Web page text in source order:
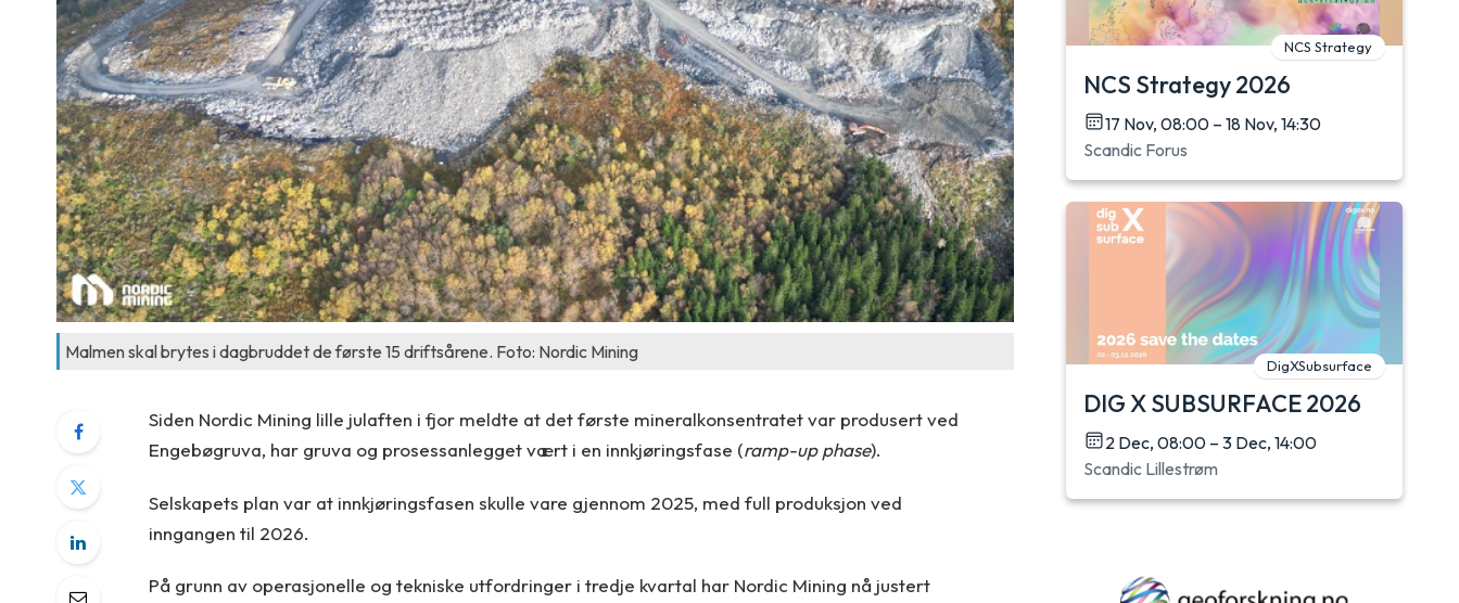
Malmen skal brytes i dagbruddet de første 15 driftsårene. Foto: Nordic Mining
Siden Nordic Mining lille julaften i fjor meldte at det første mineralkonsentratet var produsert ved
Engebøgruva, har gruva og prosessanlegget vært i en innkjøringsfase (ramp-up phase).
Selskapets plan var at innkjøringsfasen skulle vare gjennom 2025, med full produksjon ved
inngangen til 2026.
På grunn av operasjonelle og tekniske utfordringer i tredje kvartal har Nordic Mining nå justert
NCS Strategy
NCS Strategy 2026
17 Nov, 08:00 – 18 Nov, 14:30
Scandic Forus
DigXSubsurface
DIG X SUBSURFACE 2026
2 Dec, 08:00 – 3 Dec, 14:00
Scandic Lillestrøm